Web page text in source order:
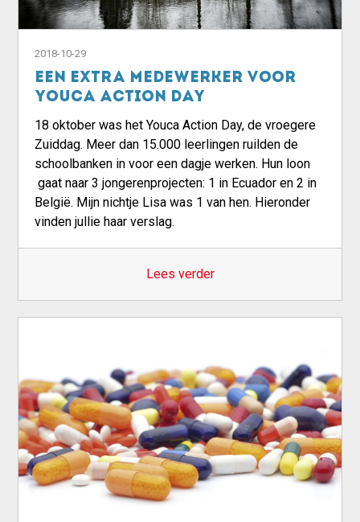
2018-10-29
Een extra medewerker voor
Youca Action Day
18 oktober was het Youca Action Day, de vroegere
Zuiddag. Meer dan 15.000 leerlingen ruilden de
schoolbanken in voor een dagje werken. Hun loon
gaat naar 3 jongerenprojecten: 1 in Ecuador en 2 in
België. Mijn nichtje Lisa was 1 van hen. Hieronder
vinden jullie haar verslag.
Lees verder